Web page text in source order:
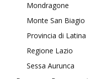
Mondragone
Monte San Biagio
Provincia di Latina
Regione Lazio
Sessa Aurunca